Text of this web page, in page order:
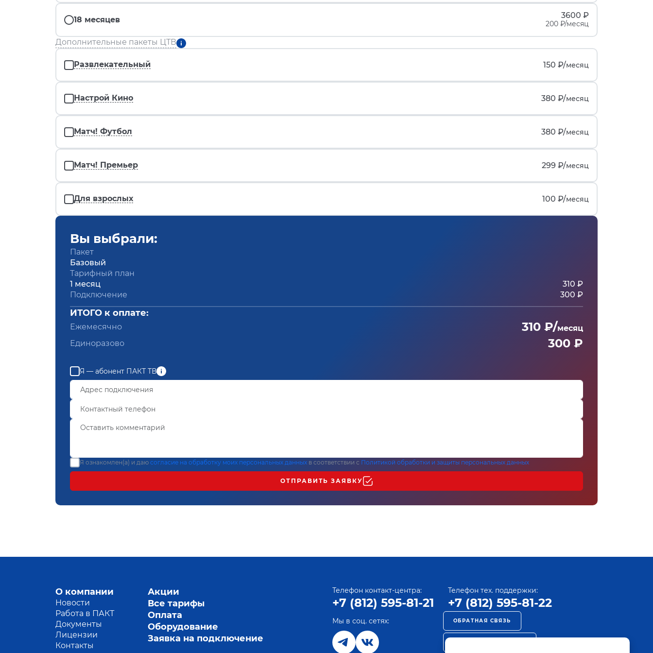
18 месяцев 3600 ₽
200 ₽/месяц
Дополнительные пакеты ЦТВ
Развлекательный 150 ₽/месяц
Настрой Кино 380 ₽/месяц
Матч! Футбол 380 ₽/месяц
Матч! Премьер 299 ₽/месяц
Для взрослых 100 ₽/месяц
Вы выбрали:
Пакет
Базовый
Тарифный план
1 месяц
310 ₽
Подключение
300 ₽
ИТОГО к оплате:
Ежемесячно 310 ₽/месяц
Единоразово
300 ₽
Я — абонент ПАКТ ТВ
Я ознакомлен(а) и даю согласие на обработку моих персональных данных в соответствии с Политикой обработки и защиты персональных данных
ОТПРАВИТЬ ЗАЯВКУ
О компании
Новости
Работа в ПАКТ
Документы
Лицензии
Контакты
Акции
Все тарифы
Оплата
Оборудование
Заявка на подключение
Телефон контакт-центра:
+7 (812) 595-81-21
Телефон тех. поддержки:
+7 (812) 595-81-22
Мы в соц. сетях: ОБРАТНАЯ СВЯЗЬ